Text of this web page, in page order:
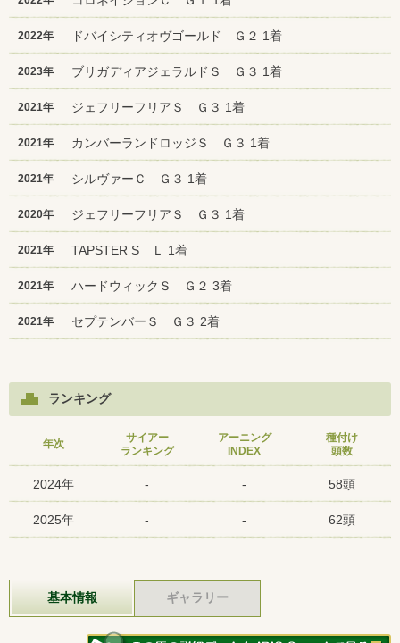
2022年 ドバイシティオヴゴールド Ｇ２ 1着
2023年 ブリガディアジェラルドＳ Ｇ３ 1着
2021年 ジェフリーフリアＳ Ｇ３ 1着
2021年 カンバーランドロッジＳ Ｇ３ 1着
2021年 シルヴァーＣ Ｇ３ 1着
2020年 ジェフリーフリアＳ Ｇ３ 1着
2021年 TAPSTER S Ｌ 1着
2021年 ハードウィックＳ Ｇ２ 3着
2021年 セプテンバーＳ Ｇ３ 2着
ランキング
年次
サイアー
ランキング
アーニング
INDEX
種付け
頭数
2024年 - - 58頭
2025年 - - 62頭
基本情報 ギャラリー